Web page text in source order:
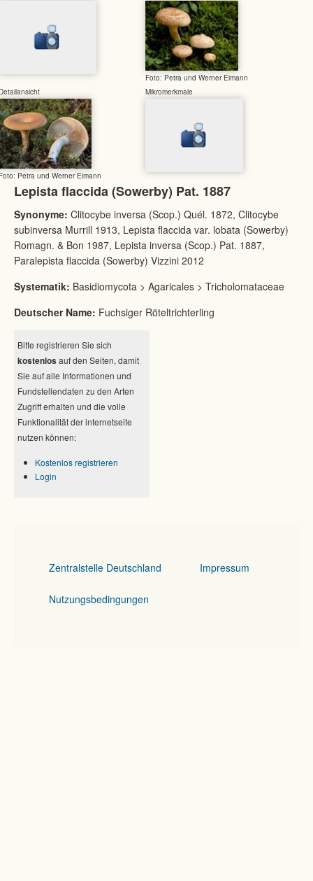
Foto: Petra und Werner Eimann
Petra und Werner Eimann
Mikromerkmale
Lepista flaccida (Sowerby) Pat. 1887
Synonyme: Clitocybe inversa (Scop.) Quél. 1872, Clitocybe
subinversa Murrill 1913, Lepista flaccida var. lobata (Sowerby)
Romagn. & Bon 1987, Lepista inversa (Scop.) Pat. 1887,
Paralepista flaccida (Sowerby) Vizzini 2012
Systematik: Basidiomycota > Agaricales > Tricholomataceae
Deutscher Name: Fuchsiger Röteltrichterling
Bitte registrieren Sie sich
kostenlos auf den Seiten, damit
Sie auf alle Informationen und
Fundstellendaten zu den Arten
Zugriff erhalten und die volle
Funktionalität der internetseite
nutzen können:
Kostenlos registrieren
Login
Zentralstelle Deutschland Impressum
Nutzungsbedingungen